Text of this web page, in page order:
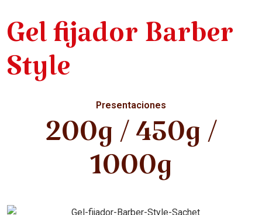
Gel fijador Barber
Style
Presentaciones
200g / 450g /
1000g